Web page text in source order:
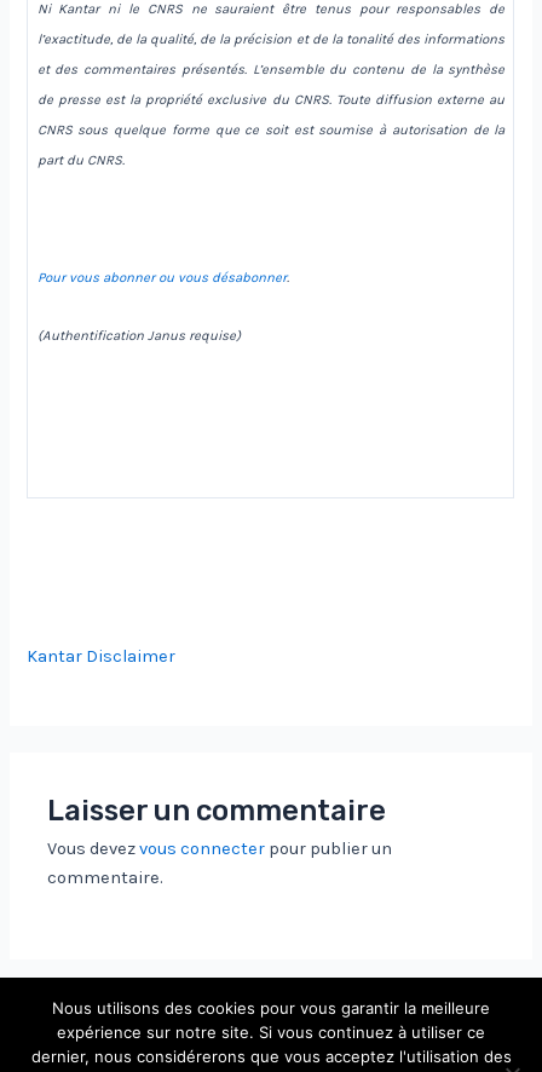
Ni Kantar ni le CNRS ne sauraient être tenus pour responsables de
l’exactitude, de la qualité, de la précision et de la tonalité des informations
et des commentaires présentés. L’ensemble du contenu de la synthèse
de presse est la propriété exclusive du CNRS. Toute diffusion externe au
CNRS sous quelque forme que ce soit est soumise à autorisation de la
part du CNRS.
Pour vous abonner ou vous désabonner.
(Authentification Janus requise)
Kantar Disclaimer
Laisser un commentaire
Vous devezvous connecter pour publier un
commentaire.
Nous utilisons des cookies pour vous garantir la meilleure
expérience sur notre site. Si vous continuez à utiliser ce
dernier, nous considérerons que vous acceptez l'utilisation des